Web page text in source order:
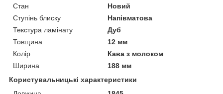
Стан
Новий
Ступінь блиску
Напівматова
Текстура ламінату
Дуб
Товщина
12 мм
Колір
Кава з молоком
Ширина
188 мм
Користувальницькі характеристики